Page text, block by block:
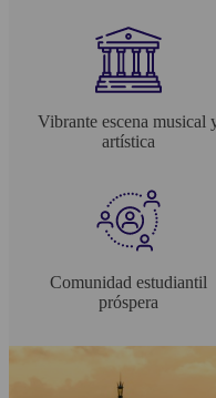
Vibrante escena musical
artística
Comunidad estudiantil
próspera